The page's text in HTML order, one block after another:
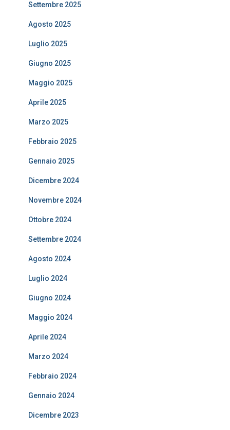
Settembre 2025
Agosto 2025
Luglio 2025
Giugno 2025
Maggio 2025
Aprile 2025
Marzo 2025
Febbraio 2025
Gennaio 2025
Dicembre 2024
Novembre 2024
Ottobre 2024
Settembre 2024
Agosto 2024
Luglio 2024
Giugno 2024
Maggio 2024
Aprile 2024
Marzo 2024
Febbraio 2024
Gennaio 2024
Dicembre 2023